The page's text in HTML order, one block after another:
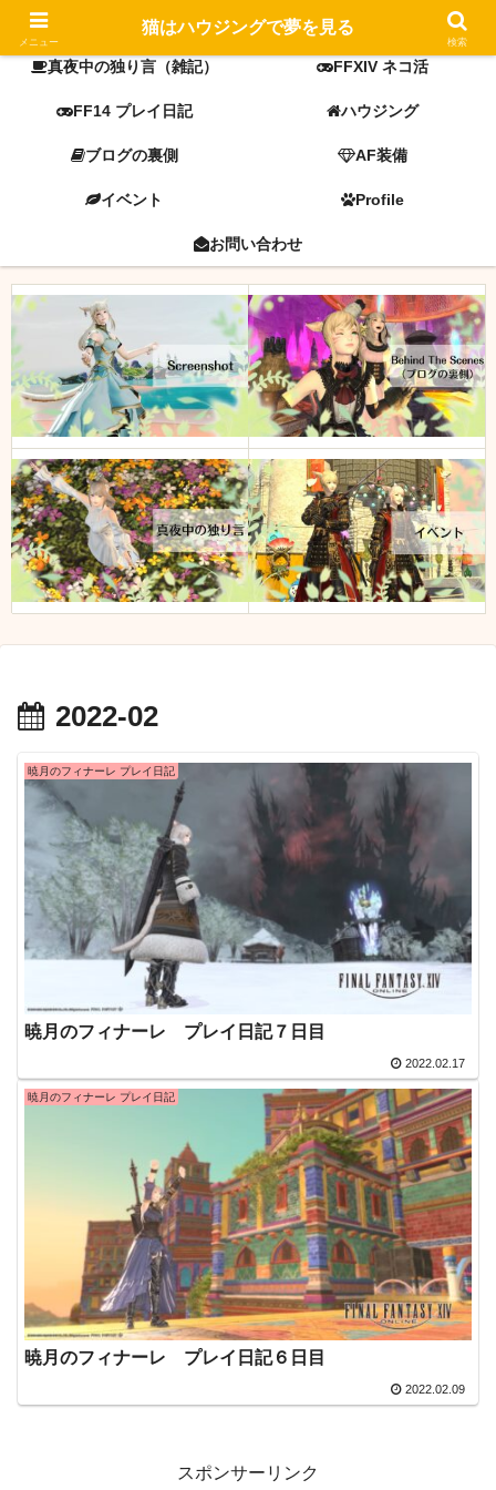
FF14 screenshot ミラプリ
真夜中の独り言（雑記） FFXIV ネコ活
FF14 プレイ日記 ハウジング
ブログの裏側 AF装備
イベント Profile
お問い合わせ
2022-02
暁月のフィナーレ プレイ日記
暁月のフィナーレ プレイ日記７日目
2022.02.17
暁月のフィナーレ プレイ日記
暁月のフィナーレ プレイ日記６日目
2022.02.09
スポンサーリンク
メニュー
猫はハウジングで夢を見る
検索